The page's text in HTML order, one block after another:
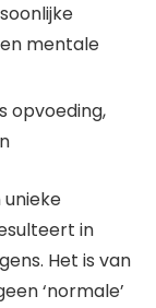
mentale
opvoeding,
in
Het is van
‘normale’